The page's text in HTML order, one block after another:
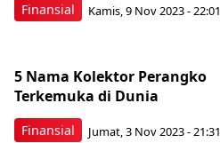
Finansial Kamis, 9 Nov 2023 - 22:01
Finansial
5 Nama Kolektor Perangko
Terkemuka di Dunia
Jumat, 3 Nov 2023 - 21:31